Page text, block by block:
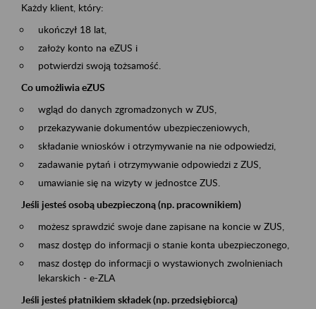
Każdy klient, który:
ukończył 18 lat,
założy konto na eZUS i
potwierdzi swoją tożsamość.
Co umożliwia eZUS
wgląd do danych zgromadzonych w ZUS,
przekazywanie dokumentów ubezpieczeniowych,
składanie wniosków i otrzymywanie na nie odpowiedzi,
zadawanie pytań i otrzymywanie odpowiedzi z ZUS,
umawianie się na wizyty w jednostce ZUS.
Jeśli jesteś osobą ubezpieczoną (np. pracownikiem)
możesz sprawdzić swoje dane zapisane na koncie w ZUS,
masz dostęp do informacji o stanie konta ubezpieczonego,
masz dostęp do informacji o wystawionych zwolnieniach
lekarskich - e-ZLA
Jeśli jesteś płatnikiem składek (np. przedsiębiorcą)